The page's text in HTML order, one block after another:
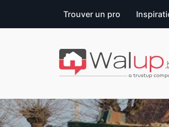
Trouver un pro